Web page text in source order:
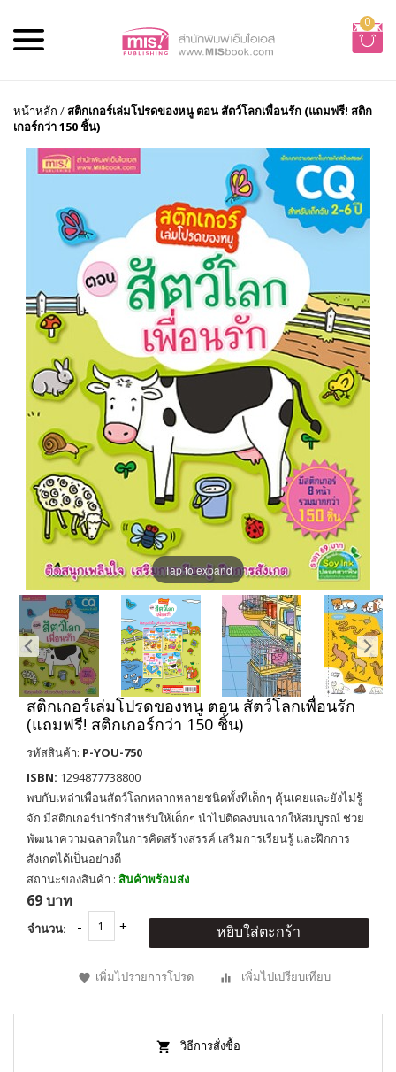
0
หน้าหลัก /สติกเกอร์เล่มโปรดของหนู ตอน สัตว์โลกเพื่อนรัก (แถมฟรี! สติก
เกอร์กว่า 150 ชิ้น)
Tap to expand
สติกเกอร์เล่มโปรดของหนู ตอน สัตว์โลกเพื่อนรัก
(แถมฟรี! สติกเกอร์กว่า 150 ชิ้น)
รหัสสินค้า: P-YOU-750
ISBN: 1294877738800
พบกับเหล่าเพื่อนสัตว์โลกหลากหลายชนิดทั้งที่เด็กๆ คุ้นเคยและยังไม่รู้
จัก มีสติกเกอร์น่ารักสำหรับให้เด็กๆ นำไปติดลงบนฉากให้สมบูรณ์ ช่วย
พัฒนาความฉลาดในการคิดสร้างสรรค์ เสริมการเรียนรู้ และฝึกการ
สังเกตได้เป็นอย่างดี
สถานะของสินค้า : สินค้าพร้อมส่ง
69 บาท
จำนวน: หยิบใส่ตะกร้า
เพิ่มไปรายการโปรด เพิ่มไปเปรียบเทียบ
วิธีการสั่งซื้อ